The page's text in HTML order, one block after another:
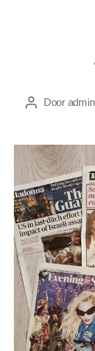
Berichtauteur
Door admin